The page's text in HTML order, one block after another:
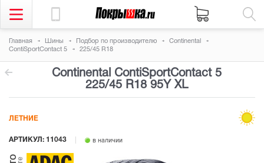
Главная Шины Подбор по производителю
Continental
ContiSportContact 5
225/45 R18
Continental ContiSportContact 5
225/45 R18 95Y XL
АРТИКУЛ: 11043 в наличии
ЛЕТНИЕ